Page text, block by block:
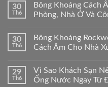
30
Th6
Bông Khoáng Cách
Phòng, Nhà Ở Và
30
Th6
Bông Khoáng
Cách Âm Cho Nhà
29
Th6
Vì Sao Khách Sạn
Ống Nước Ngay Từ